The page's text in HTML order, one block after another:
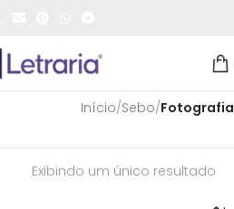
Início/Sebo/Fotografia
Exibindo um único resultado